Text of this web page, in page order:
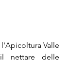
Valle
nettare delle